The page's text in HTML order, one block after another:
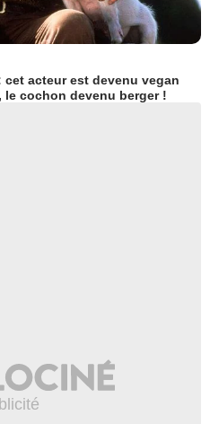
acteur est devenu vegan
le cochon devenu berger !